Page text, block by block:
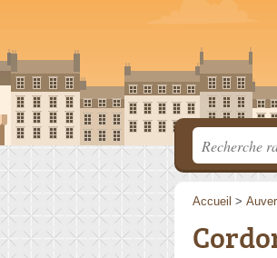
Accueil >